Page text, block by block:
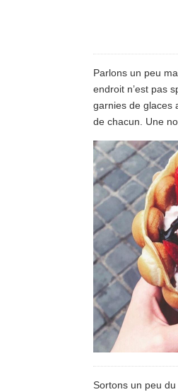
Parlons un peu
endroit n’est pas
garnies de glaces
de chacun. Une
Sortons un peu